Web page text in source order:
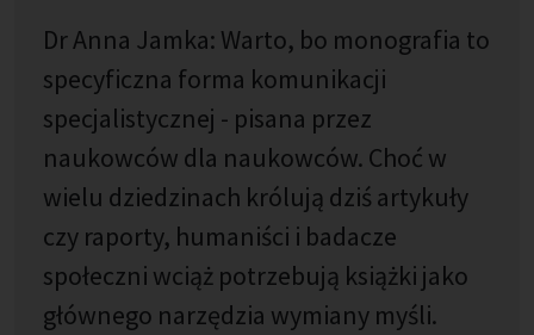
Dr Anna Jamka: Warto, bo monografia to
specyficzna forma komunikacji
specjalistycznej - pisana przez
naukowców dla naukowców. Choć w
wielu dziedzinach królują dziś artykuły
czy raporty, humaniści i badacze
społeczni wciąż potrzebują książki jako
głównego narzędzia wymiany myśli.